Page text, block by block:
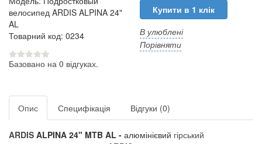
велосипед ARDIS ALPINA 24"
AL
Товарний код: 0234
Базовано на 0 відгуках.
Купити в 1 клік
В улюблені
Порівняти
Опис Специфікація Відгуки (0)
ARDIS ALPINA 24" MTB AL - алюмінієвий гірський